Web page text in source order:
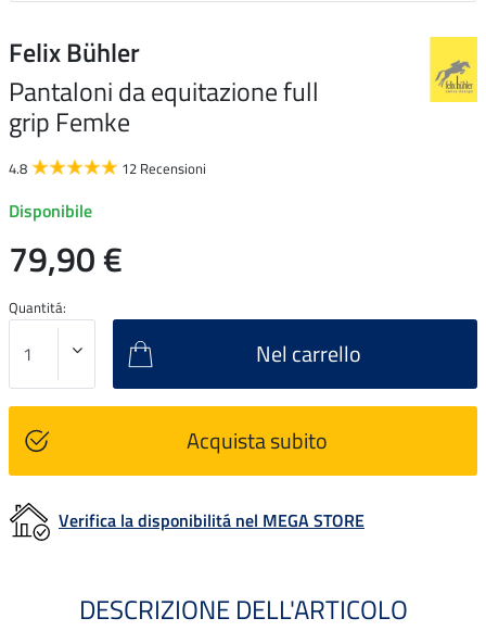
Felix Bühler
Pantaloni da equitazione full
grip Femke
4.8 12 Recensioni
Disponibile
79,90 €
Quantitá:
Nel carrello
Acquista subito
Verifica la disponibilitá nel MEGA STORE
DESCRIZIONE DELL'ARTICOLO